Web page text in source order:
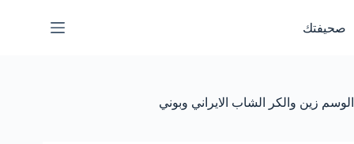
المحتوى
صحيفتك
الوسم زين والكر الشاب الايراني وبوني